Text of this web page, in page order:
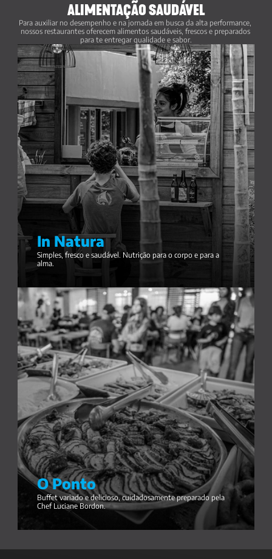
ALIMENTAÇÃO SAUDÁVEL
Para auxiliar no desempenho e na jornada em busca da alta performance,
nossos restaurantes oferecem alimentos saudáveis, frescos e preparados
para te entregar qualidade e sabor.
In Natura
Simples, fresco e saudável. Nutrição para o corpo e para a
alma.
O Ponto
Buffet variado e delicioso, cuidadosamente preparado pela
Chef Luciane Bordon.